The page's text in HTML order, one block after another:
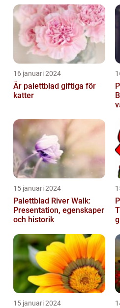
16 januari 2024
Är palettblad giftiga för
katter
15 januari 2024
Palettblad River Walk:
Presentation, egenskaper
och historik
15 januari 2024